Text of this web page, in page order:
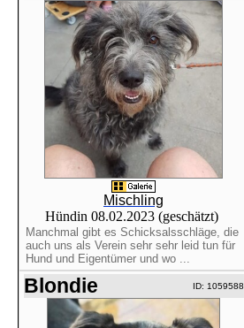
Mischling
Hündin 08.02.2023 (geschätzt)
Manchmal gibt es Schicksalsschläge, die
auch uns als Verein sehr sehr leid tun für
Hund und Eigentümer und wo ...
Blondie ID: 1059588